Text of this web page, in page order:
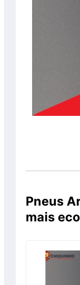
Pneus
mais